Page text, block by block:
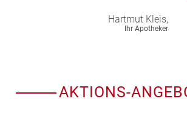
Hartmut Kleis,
Ihr Apotheker
AKTIONS-